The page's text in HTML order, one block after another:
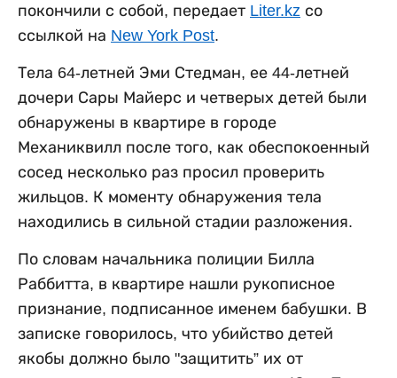
покончили с собой, передает Liter.kz со
ссылкой на New York Post.
Тела 64-летней Эми Стедман, ее 44-летней
дочери Сары Майерс и четверых детей были
обнаружены в квартире в городе
Механиквилл после того, как обеспокоенный
сосед несколько раз просил проверить
жильцов. К моменту обнаружения тела
находились в сильной стадии разложения.
По словам начальника полиции Билла
Раббитта, в квартире нашли рукописное
признание, подписанное именем бабушки. В
записке говорилось, что убийство детей
якобы должно было "защитить” их от